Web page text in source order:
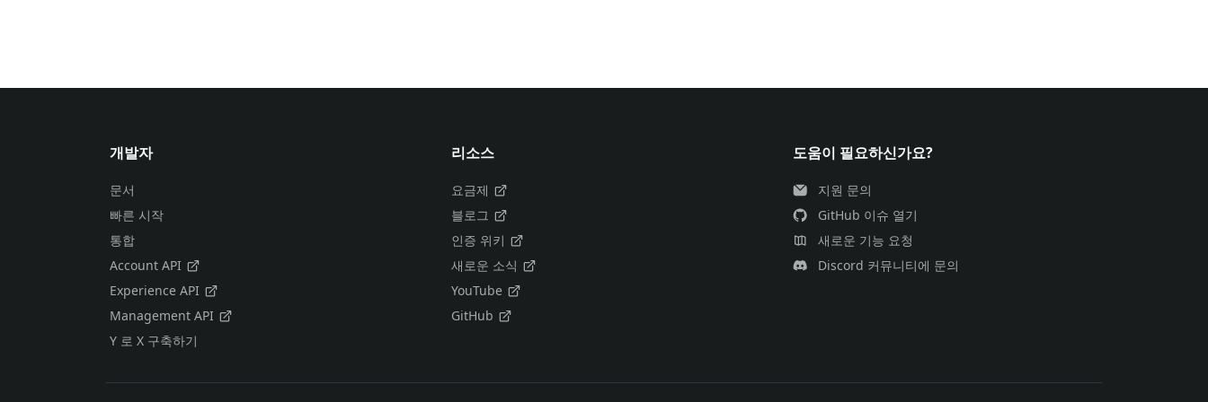
개발자
문서
빠른 시작
통합
Account API
Experience API
Management API
Y 로 X 구축하기
리소스
요금제
블로그
인증 위키
새로운 소식
YouTube
GitHub
도움이 필요하신가요?
지원 문의
GitHub 이슈 열기
새로운 기능 요청
Discord 커뮤니티에 문의